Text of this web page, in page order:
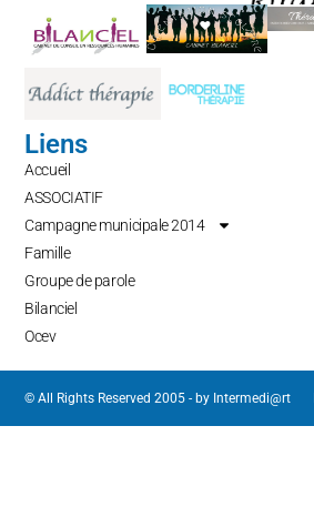
Liens
Accueil
ASSOCIATIF
Campagne municipale 2014
Famille
Groupe de parole
Bilanciel
Ocev
© All Rights Reserved 2005 - by Intermedi@rt